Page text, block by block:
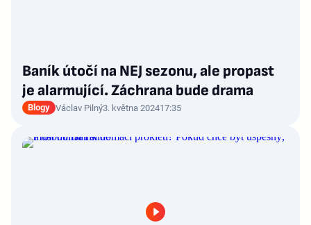
Baník útočí na NEJ sezonu, ale propast
je alarmující. Záchrana bude drama
Blogy Václav Pilný3. května 202417:35